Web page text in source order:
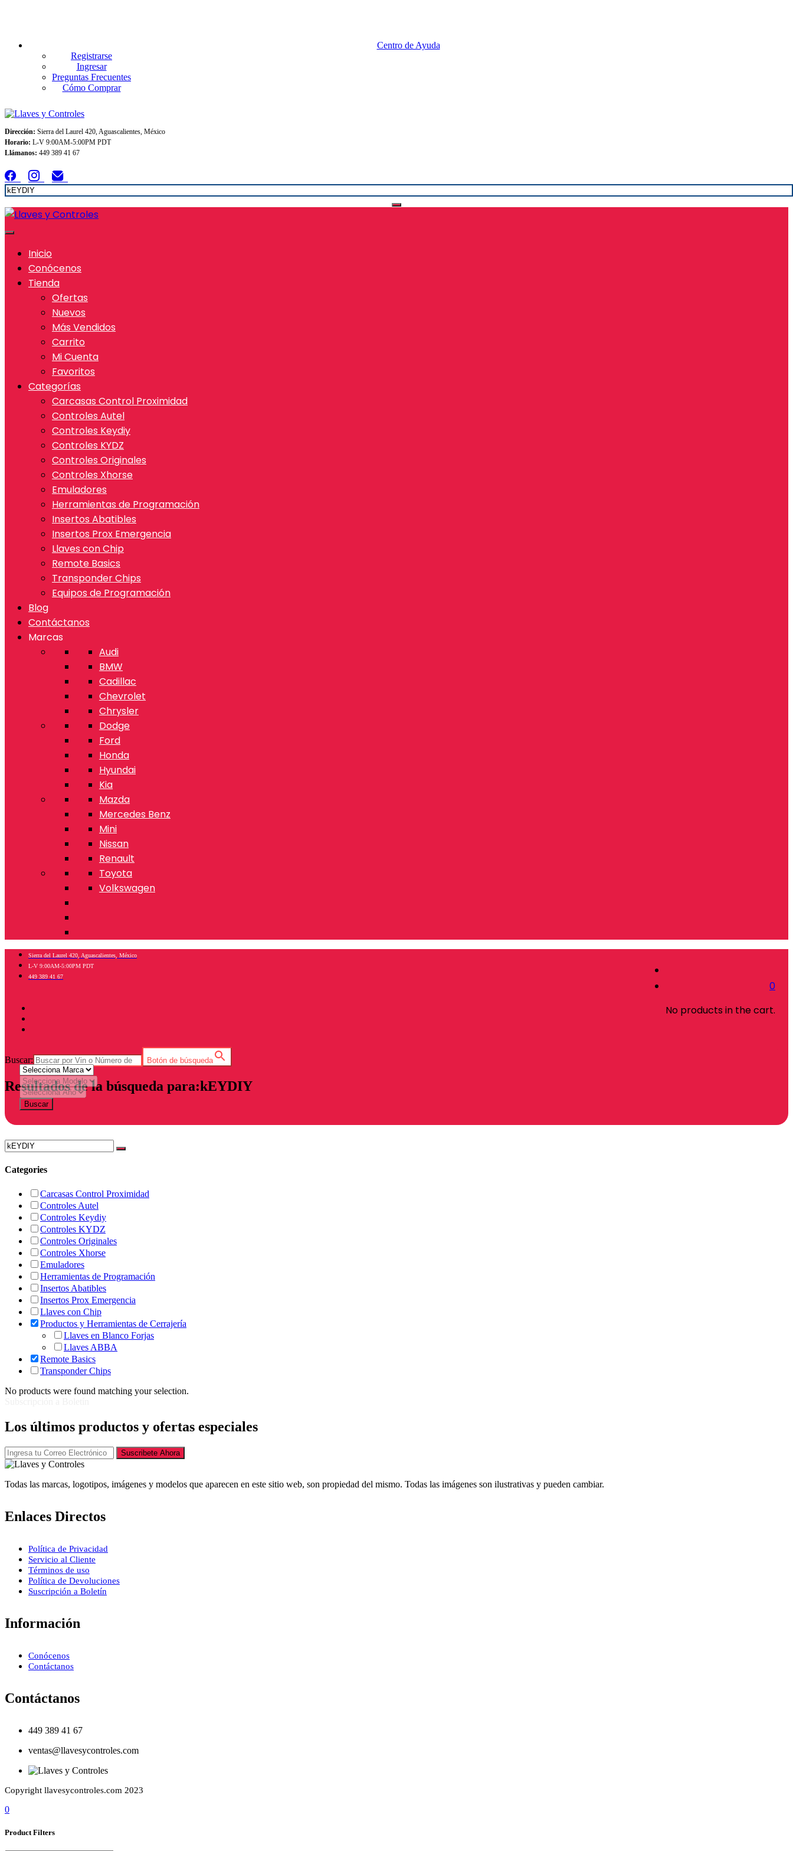
Centro de Ayuda
Registrarse
Ingresar
Preguntas Frecuentes
Cómo Comprar
Dirección: Sierra del Laurel 420, Aguascalientes, México
Horario: L-V 9:00AM-5:00PM PDT
Llámanos: 449 389 41 67
Inicio
Conócenos
Tienda
Ofertas
Nuevos
Más Vendidos
Carrito
Mi Cuenta
Favoritos
Categorías
Carcasas Control Proximidad
Controles Autel
Controles Keydiy
Controles KYDZ
Controles Originales
Controles Xhorse
Emuladores
Herramientas de Programación
Insertos Abatibles
Insertos Prox Emergencia
Llaves con Chip
Remote Basics
Transponder Chips
Equipos de Programación
Blog
Contáctanos
Marcas
Audi
BMW
Cadillac
Chevrolet
Chrysler
Dodge
Ford
Honda
Hyundai
Kia
Mazda
Mercedes Benz
Mini
Nissan
Renault
Toyota
Volkswagen
0
No products in the cart.
Sierra del Laurel 420, Aguascalientes, México
L-V 9:00AM-5:00PM PDT
449 389 41 67
Buscar: Botón de búsqueda
Resultados de la búsqueda para:kEYDIY
Buscar
Categories
Carcasas Control Proximidad
Controles Autel
Controles Keydiy
Controles KYDZ
Controles Originales
Controles Xhorse
Emuladores
Herramientas de Programación
Insertos Abatibles
Insertos Prox Emergencia
Llaves con Chip
Productos y Herramientas de Cerrajería
Llaves en Blanco Forjas
Llaves ABBA
Remote Basics
Transponder Chips
No products were found matching your selection.
Los últimos productos y ofertas especiales
Suscribete Ahora
Todas las marcas, logotipos, imágenes y modelos que aparecen en este sitio web, son propiedad del mismo. Todas las imágenes son ilustrativas y pueden cambiar.
Enlaces Directos
Política de Privacidad
Servicio al Cliente
Términos de uso
Política de Devoluciones
Suscripción a Boletín
Información
Conócenos
Contáctanos
Contáctanos
449 389 41 67
ventas@llavesycontroles.com
Copyright llavesycontroles.com 2023
0
Product Filters